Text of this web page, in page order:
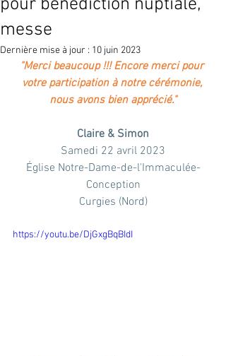
pour bénédiction nuptiale,
messe
Dernière mise à jour : 10 juin 2023
"Merci beaucoup !!! Encore merci pour
votre participation à notre cérémonie,
nous avons bien apprécié."
Claire & Simon
Samedi 22 avril 2023
Église Notre-Dame-de-l'Immaculée-
Conception
Curgies (Nord)
https://youtu.be/DjGxgBqBIdI